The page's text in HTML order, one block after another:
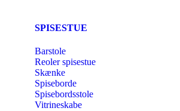
SPISESTUE
Barstole
Reoler spisestue
Skænke
Spiseborde
Spisebordsstole
Vitrineskabe